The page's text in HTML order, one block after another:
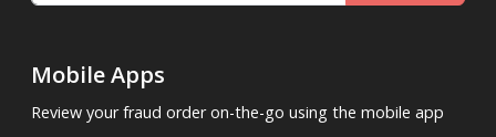
Mobile Apps
Review your fraud order on-the-go using the mobile app